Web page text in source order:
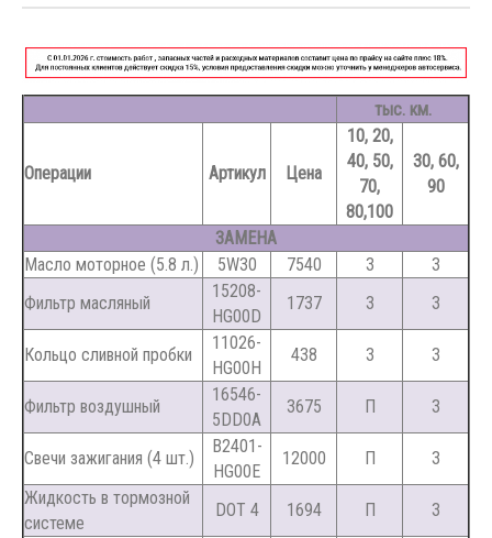
тыс. км.
Операции Артикул Цена
10, 20,
40, 50,
70,
80,100
30, 60,
90
ЗАМЕНА
Масло моторное (5.8 л.)
5W30 7540 З
З
Фильтр масляный
15208-
HG00D
1737 З З
Кольцо сливной пробки
11026-
HG00H
438 З З
Фильтр воздушный
16546-
5DD0A
3675 П З
Свечи зажигания (4 шт.)
B2401-
HG00E
12000 П
З
Жидкость в тормозной
системе
DOT 4 1694 П
З